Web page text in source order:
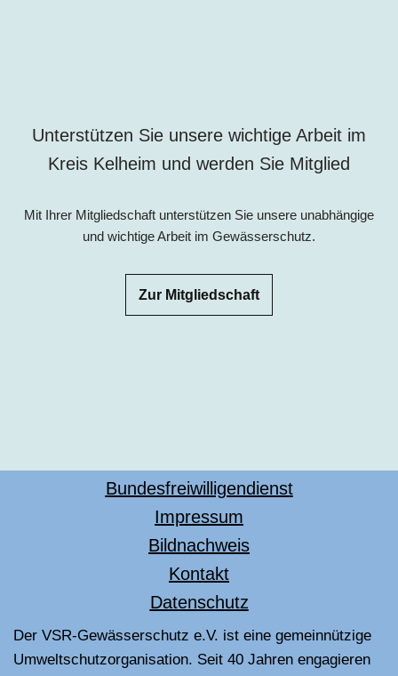
Unterstützen Sie unsere wichtige Arbeit im
Kreis Kelheim und werden Sie Mitglied
Mit Ihrer Mitgliedschaft unterstützen Sie unsere unabhängige
und wichtige Arbeit im Gewässerschutz.
Zur Mitgliedschaft
Bundesfreiwilligendienst
Impressum
Bildnachweis
Kontakt
Datenschutz
Der VSR-Gewässerschutz e.V. ist eine gemeinnützige
Umweltschutzorganisation. Seit 40 Jahren engagieren